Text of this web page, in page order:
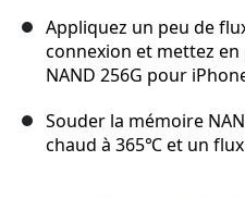
Appliquez un peu de
connexion et mettez
NAND 256G pour
Souder la mémoire
chaud à 365℃ et un